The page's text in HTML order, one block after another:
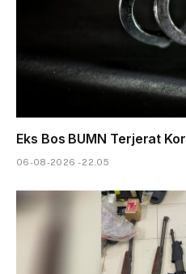
Eks Bos BUMN Terjerat
06-08-2026 - 22.05